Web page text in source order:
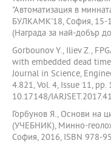
"Автоматизация в
БУЛКАМК'18, София, 15-
(Награда за най-добър
Gorbounov Y., Iliev Z.,
with embedded dead
Journal in Science,
4.821, Vol. 4, Issue 11, pp.
10.17148/
Горбунов Я., Основи на
(УЧЕБНИК), Минно-
София, 2016, ISBN 978-